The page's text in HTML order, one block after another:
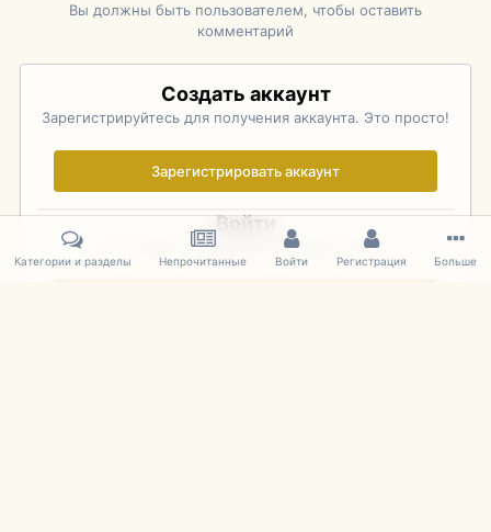
Вы должны быть пользователем, чтобы оставить
комментарий
Создать аккаунт
Зарегистрируйтесь для получения аккаунта. Это просто!
Зарегистрировать аккаунт
Войти
Уже зарегистрированы? Войдите здесь.
Категории и разделы Непрочитанные Войти Регистрация Больше